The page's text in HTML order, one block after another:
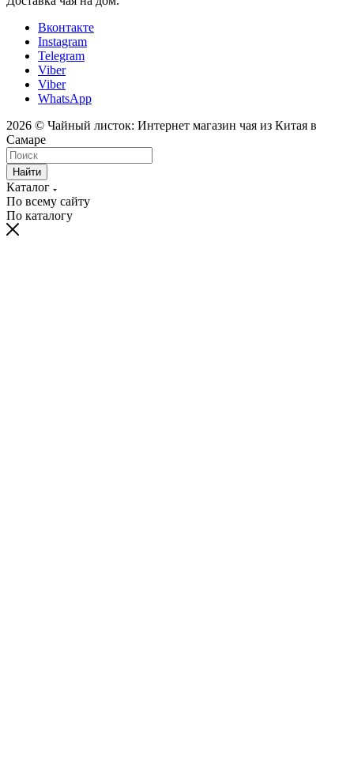
Вконтакте
Instagram
Telegram
Viber
Viber
WhatsApp
2026 © Чайный листок: Интернет магазин чая из Китая в
Самаре
Найти
Каталог
По всему сайту
По каталогу